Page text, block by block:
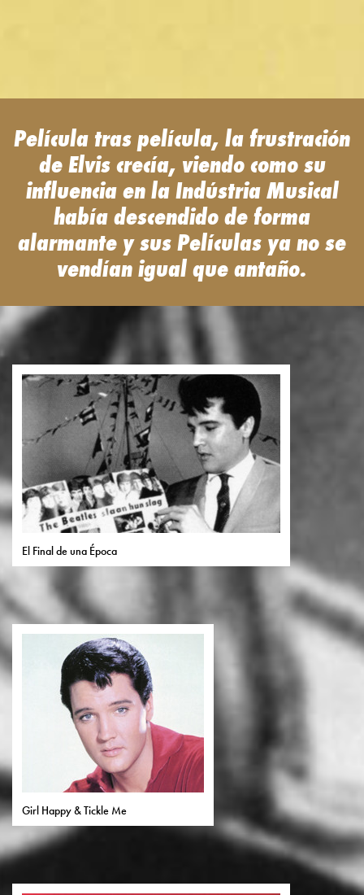
Película tras película, la frustración
de Elvis crecía, viendo como su
influencia en la Indústria Musical
había descendido de forma
alarmante y sus Películas ya no se
vendían igual que antaño.
El Final de una Época
Girl Happy & Tickle Me